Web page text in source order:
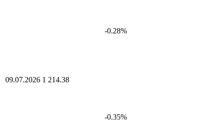
-0.28%
09.07.2026 1 214.38
-0.35%